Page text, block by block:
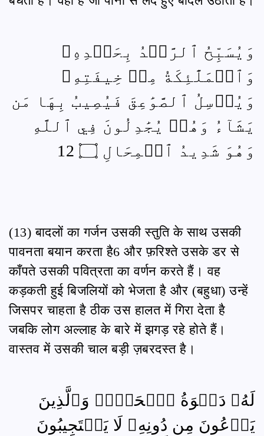
وَيُسَبِّحُ ٱلرَّعۡدُ بِحَمۡدِهِۦ
وَٱلۡمَلَٰٓئِكَةُ مِنۡ خِيفَتِهِۦ
وَيُرۡسِلُ ٱلصَّوَٰعِقَ فَيُصِيبُ بِهَا مَن
يَشَآءُ وَهُمۡ يُجَٰدِلُونَ فِي ٱللَّهِ
وَهُوَ شَدِيدُ ٱلۡمِحَالِ ۝ 12
(13) बादलों का गर्जन उसकी स्तुति के साथ उसकी
पावनता बयान करता है6 और फ़रिश्ते उसके डर से
काँपते उसकी पवित्रता का वर्णन करते हैं। वह
कड़कती हुई बिजलियों को भेजता है और (बहुधा) उन्हें
जिसपर चाहता है ठीक उस हालत में गिरा देता है
जबकि लोग अल्लाह के बारे में झगड़ रहे होते हैं।
वास्तव में उसकी चाल बड़ी ज़बरदस्त है।
لَهُۥ دَعۡوَةُ ٱلۡحَقِّۚ وَٱلَّذِينَ
يَدۡعُونَ مِن دُونِهِۦ لَا يَسۡتَجِيبُونَ